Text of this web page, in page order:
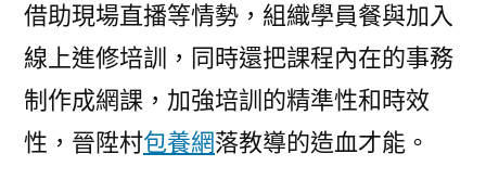
借助現場直播等情勢，組織學員餐與加入
線上進修培訓，同時還把課程內在的事務
制作成網課，加強培訓的精準性和時效
性，晉陞村包養網落教導的造血才能。